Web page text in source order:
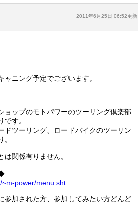
2011年6月25日 06:52更新
ニング予定でございます。
ップのモトパワーのツーリング倶楽部
です。
ドツーリング、ロードバイクのツーリン
関係有りません。
~m-power/menu.sht
加された方、参加してみたい方どんど